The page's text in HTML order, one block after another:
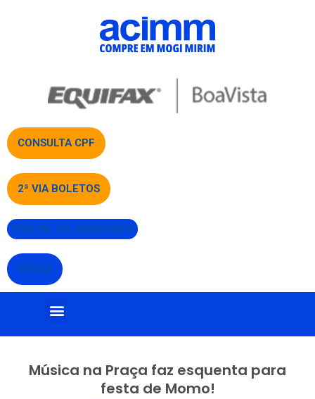
CONSULTA CPF
2ª VIA BOLETOS
PORTAL DO ASSOCIADO
VAGAS
Música na Praça faz esquenta para
festa de Momo!